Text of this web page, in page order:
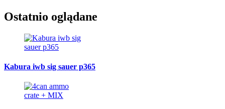
Ostatnio oglądane
Kabura iwb sig sauer p365